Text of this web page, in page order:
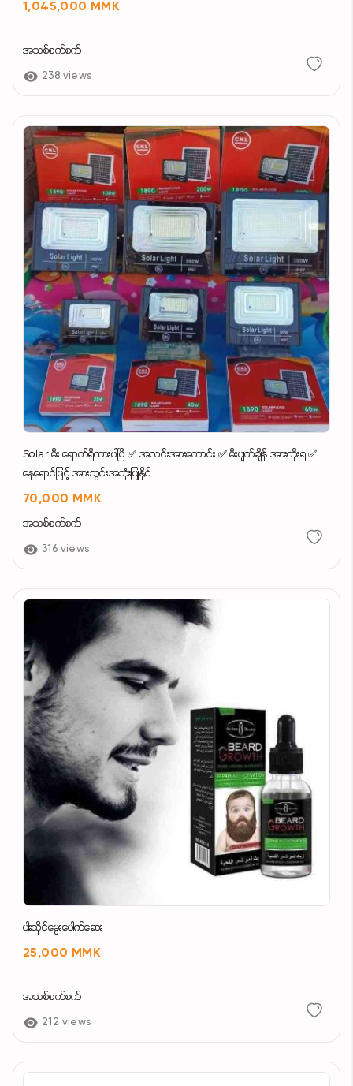
1,045,000 MMK
အသစ်စက်စက်
238 views
Solar မီး ရောက်ရှိထားပါပြီ ✅ အလင်းအားကောင်း ✅ မီးပျက်ချိန် အားကိုးရ ✅
နေရောင်ဖြင့် အားသွင်းအသုံးပြုနိုင်
70,000 MMK
အသစ်စက်စက်
316 views
ပါးသိုင်မွေးပေါက်ဆေး
25,000 MMK
အသစ်စက်စက်
212 views